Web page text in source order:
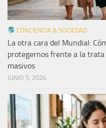
CONCIENCIA & SOCIEDAD
La otra cara del Mundial:
protegernos frente a la
masivos
JUNIO 5, 2026